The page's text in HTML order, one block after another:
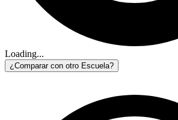
Loading...
¿Comparar con otro Escuela?